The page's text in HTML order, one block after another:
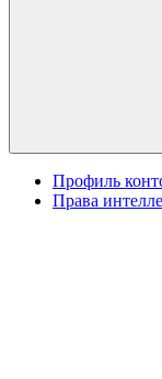
Профиль
Права